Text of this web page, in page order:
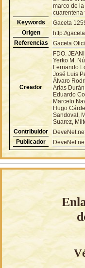
marco de
cuarentena
Keywords
Gaceta
Origen
http://
Referencias
Gaceta
Creador
FDO.
Yerko M.
Fernando
José Luis
Álvaro
Arias
Eduardo
Marcelo
Hugo
Sandoval,
Suarez,
Contribuidor
Publicador